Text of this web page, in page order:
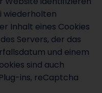
wiederholten
Inhalt eines Cookies
Servers, der das
und einem
sind auch
ins, reCaptcha